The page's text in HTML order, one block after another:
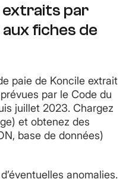
extraits par
fiches de
paie de Koncile extrait
par le Code du
juillet 2023. Chargez
et obtenez des
base de données)
anomalies.